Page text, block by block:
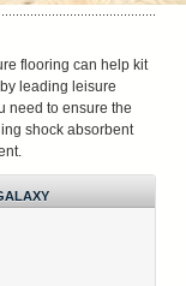
flooring can help kit
leading leisure
need to ensure the
shock absorbent